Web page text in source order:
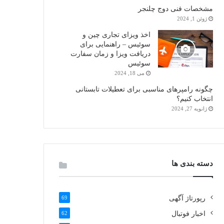
مشخصات فنی دوج چلنجر
ژوئن 1, 2024
اخذ ویزای تجاری چین و
سوئیس – راهنمایی برای
دریافت ویزا و زمان سفارت
سوئیس
می 18, 2024
چگونه رامپرهای مناسبی برای تعطیلات تابستانی
انتخاب کنیم؟
ژانویه 27, 2024
دسته بندی ها
رپورتاژ آگهی 69
اخبار فوتبال 62